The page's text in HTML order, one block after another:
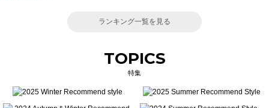
ランキング一覧を見る
TOPICS
特集